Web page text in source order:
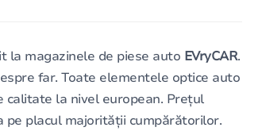
la magazinele de piese auto EVryCAR.
far. Toate elementele optice auto
calitate la nivel european. Prețul
placul majorității cumpărătorilor.